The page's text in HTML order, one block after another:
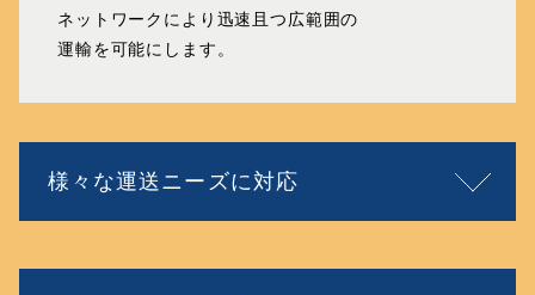
ネットワークにより 迅速且つ広範囲の
運輸を可能にします。
様々な運送ニーズに対応